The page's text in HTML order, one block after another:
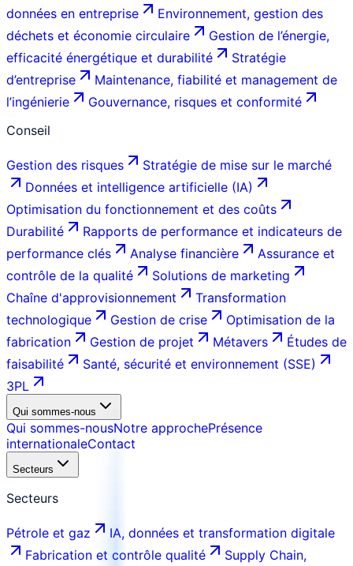
données en entreprise
Environnement, gestion des
déchets et économie circulaire
Gestion de l’énergie,
efficacité énergétique et durabilité
Stratégie
d’entreprise
Maintenance, fiabilité et management de
l’ingénierie
Gouvernance, risques et conformité
Conseil
Gestion des risques
Stratégie de mise sur le marché
Données et intelligence artificielle (IA)
Optimisation du fonctionnement et des coûts
Durabilité
Rapports de performance et indicateurs de
performance clés
Analyse financière
Assurance et
contrôle de la qualité
Solutions de marketing
Chaîne d'approvisionnement
Transformation
technologique
Gestion de crise
Optimisation de la
fabrication
Gestion de projet Métavers
Études de
faisabilité
Santé, sécurité et environnement (SSE)
3PL
Qui sommes-nous
Qui sommes-nousNotre approchePrésence
internationaleContact
Secteurs
Secteurs
Pétrole et gaz
IA, données et transformation digitale
Fabrication et contrôle qualité
Supply Chain,